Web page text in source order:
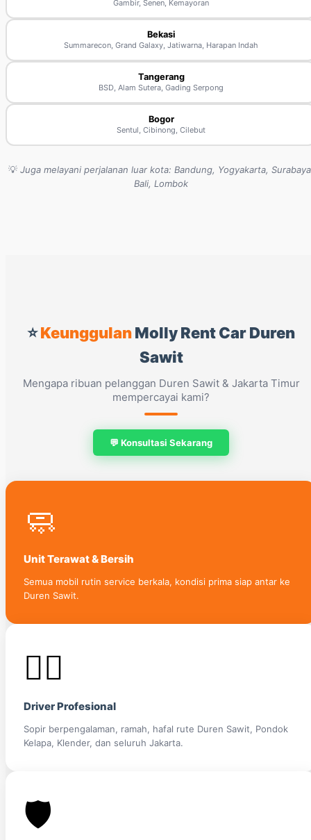
Gambir, Senen, Kemayoran
Bekasi
Summarecon, Grand Galaxy, Jatiwarna, Harapan Indah
Tangerang
BSD, Alam Sutera, Gading Serpong
Bogor
Sentul, Cibinong, Cilebut
💡 Juga melayani perjalanan luar kota: Bandung, Yogyakarta,
Bali, Lombok
⭐KeunggulanMolly Rent Car Duren
Sawit
Mengapa ribuan pelanggan Duren Sawit & Jakarta Timur
mempercayai kami?
💬 Konsultasi Sekarang
🧼
Unit Terawat & Bersih
Semua mobil rutin service berkala, kondisi prima siap antar ke
Duren Sawit.
👨‍✈️
Driver Profesional
Sopir berpengalaman, ramah, hafal rute Duren Sawit, Pondok
Kelapa, Klender, dan seluruh Jakarta.
🛡️